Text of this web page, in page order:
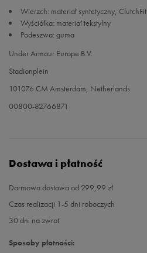
Wierzch: materiał syntetyczny, ClutchFit
Wyściółka: materiał tekstylny
Podeszwa: guma
Under Armour Europe B.V.
Stadionplein
101076 CM Amsterdam, Netherlands
00800-82766871
Dostawa i płatność
Darmowa dostawa od 299,99 zł
Czas realizacji 1-5 dni roboczych
30 dni na zwrot
Sposoby płatności: